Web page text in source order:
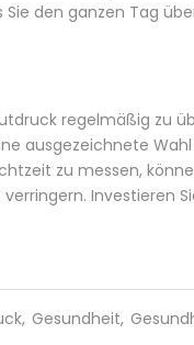
den ganzen Tag
regelmäßig zu
ausgezeichnete
zu messen,
Investieren
, Gesundheit,